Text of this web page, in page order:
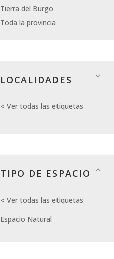
Tierra del Burgo
Toda la provincia
LOCALIDADES
Ver todas las etiquetas
TIPO DE ESPACIO
Ver todas las etiquetas
Espacio Natural